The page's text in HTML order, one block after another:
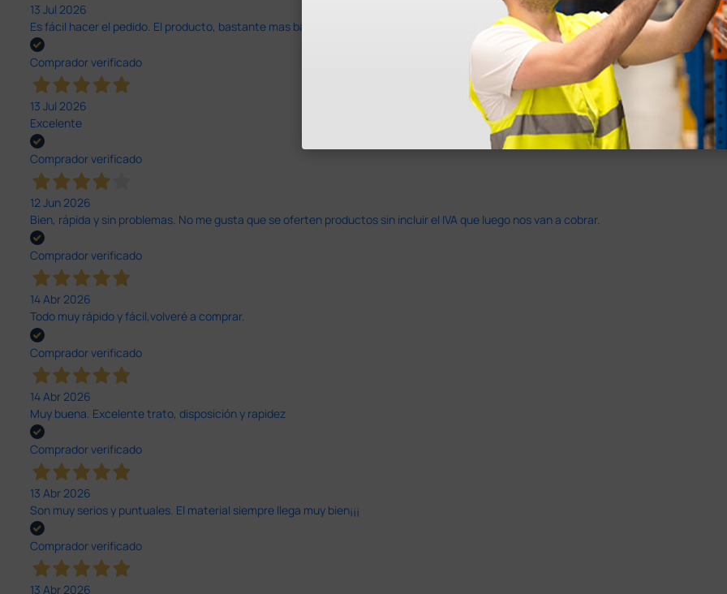
13 Jul 2026
Es fácil hacer el pedido. El producto, bastante mas barato que en otras plataformas de material médico. Pero el envío cuesta más del
Comprador verificado
13 Jul 2026
Excelente
Comprador verificado
12 Jun 2026
Bien, rápida y sin problemas. No me gusta que se oferten productos sin incluir el IVA que luego nos van a cobrar.
Comprador verificado
14 Abr 2026
Todo muy rápido y fácil,volveré a comprar.
Comprador verificado
14 Abr 2026
Muy buena. Excelente trato, disposición y rapidez
Comprador verificado
13 Abr 2026
Son muy serios y puntuales. El material siempre llega muy bien¡¡¡
Comprador verificado
13 Abr 2026